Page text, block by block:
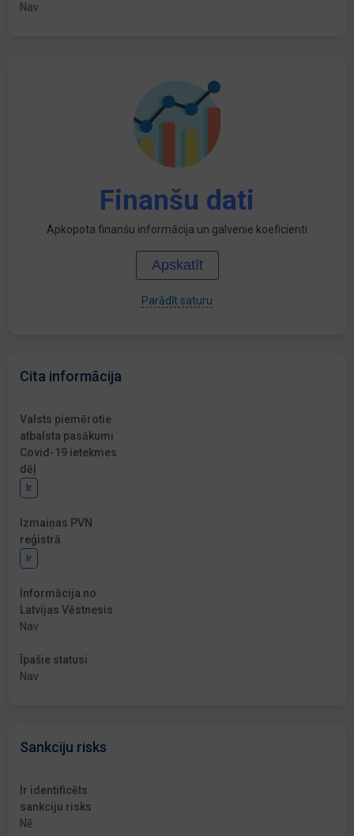
Nav
Finanšu dati
Apkopota finanšu informācija un galvenie koeficienti
Apskatīt
Parādīt saturu
Cita informācija
Valsts piemērotie
atbalsta pasākumi
Covid-19 ietekmes
dēļ
Ir
Izmaiņas PVN
reģistrā
Ir
Informācija no
Latvijas Vēstnesis
Nav
Īpašie statusi
Nav
Sankciju risks
Ir identificēts
sankciju risks
Nē